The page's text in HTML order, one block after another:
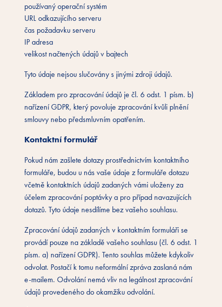
používaný operační systém
URL odkazujícího serveru
čas požadavku serveru
IP adresa
velikost načtených údajů v bajtech
Tyto údaje nejsou slučovány s jinými zdroji údajů.
Základem pro zpracování údajů je čl. 6 odst. 1 písm. b)
nařízení GDPR, který povoluje zpracování kvůli plnění
smlouvy nebo předsmluvním opatřením.
Kontaktní formulář
Pokud nám zašlete dotazy prostřednictvím kontaktního
formuláře, budou u nás vaše údaje z formuláře dotazu
včetně kontaktních údajů zadaných vámi uloženy za
účelem zpracování poptávky a pro případ navazujících
dotazů. Tyto údaje nesdílíme bez vašeho souhlasu.
Zpracování údajů zadaných v kontaktním formuláři se
provádí pouze na základě vašeho souhlasu (čl. 6 odst. 1
písm. a) nařízení GDPR). Tento souhlas můžete kdykoliv
odvolat. Postačí k tomu neformální zpráva zaslaná nám
e-mailem. Odvolání nemá vliv na legálnost zpracování
údajů provedeného do okamžiku odvolání.